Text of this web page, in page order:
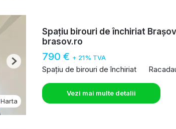
Harta
Next
Spațiu birouri de închiriat
brasov.ro
790 € + 21% TVA
Spațiu de birouri de închiriat
Vezi mai multe detalii